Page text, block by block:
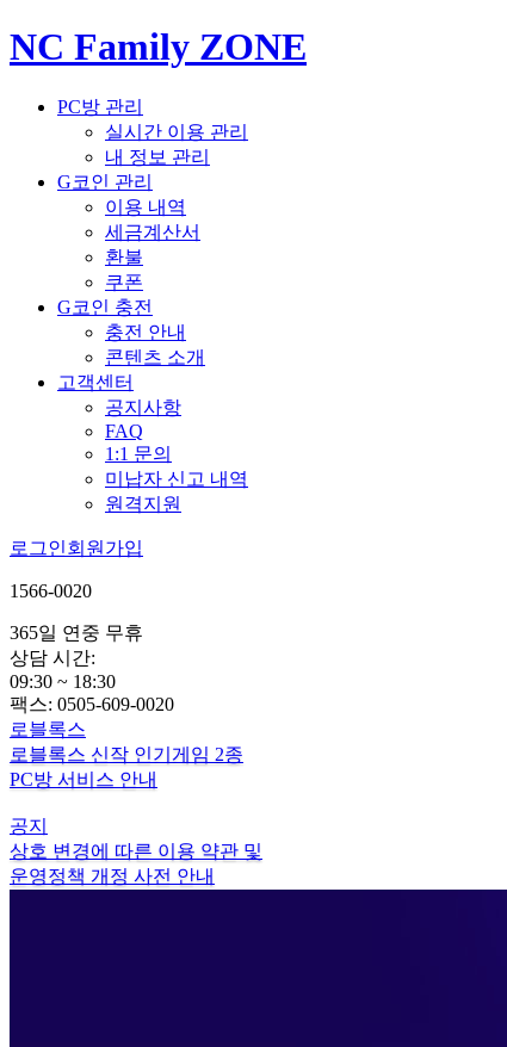
NC Family ZONE
PC방 관리
실시간 이용 관리
내 정보 관리
G코인 관리
이용 내역
세금계산서
환불
쿠폰
G코인 충전
충전 안내
콘텐츠 소개
고객센터
공지사항
FAQ
1:1 문의
미납자 신고 내역
원격지원
로그인회원가입
1566-0020
365일 연중 무휴
상담 시간:
09:30 ~ 18:30
팩스: 0505-609-0020
로블록스
로블록스 신작 인기게임 2종
PC방 서비스 안내